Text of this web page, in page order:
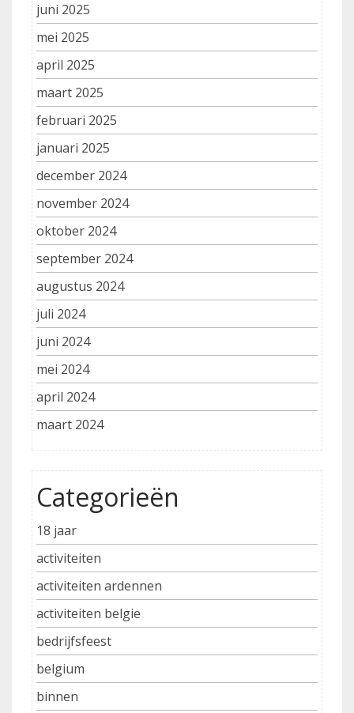
juni 2025
mei 2025
april 2025
maart 2025
februari 2025
januari 2025
december 2024
november 2024
oktober 2024
september 2024
augustus 2024
juli 2024
juni 2024
mei 2024
april 2024
maart 2024
Categorieën
18 jaar
activiteiten
activiteiten ardennen
activiteiten belgie
bedrijfsfeest
belgium
binnen